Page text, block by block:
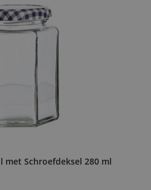
met Schroefdeksel 280 ml